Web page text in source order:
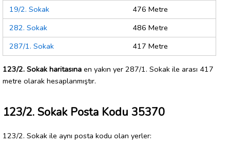
19/2. Sokak
476 Metre
282. Sokak
486 Metre
287/1. Sokak
417 Metre
123/2. Sokak haritasına en yakın yer 287/1. Sokak ile arası 417
metre olarak hesaplanmıştır.
123/2. Sokak Posta Kodu 35370
123/2. Sokak ile aynı posta kodu olan yerler: